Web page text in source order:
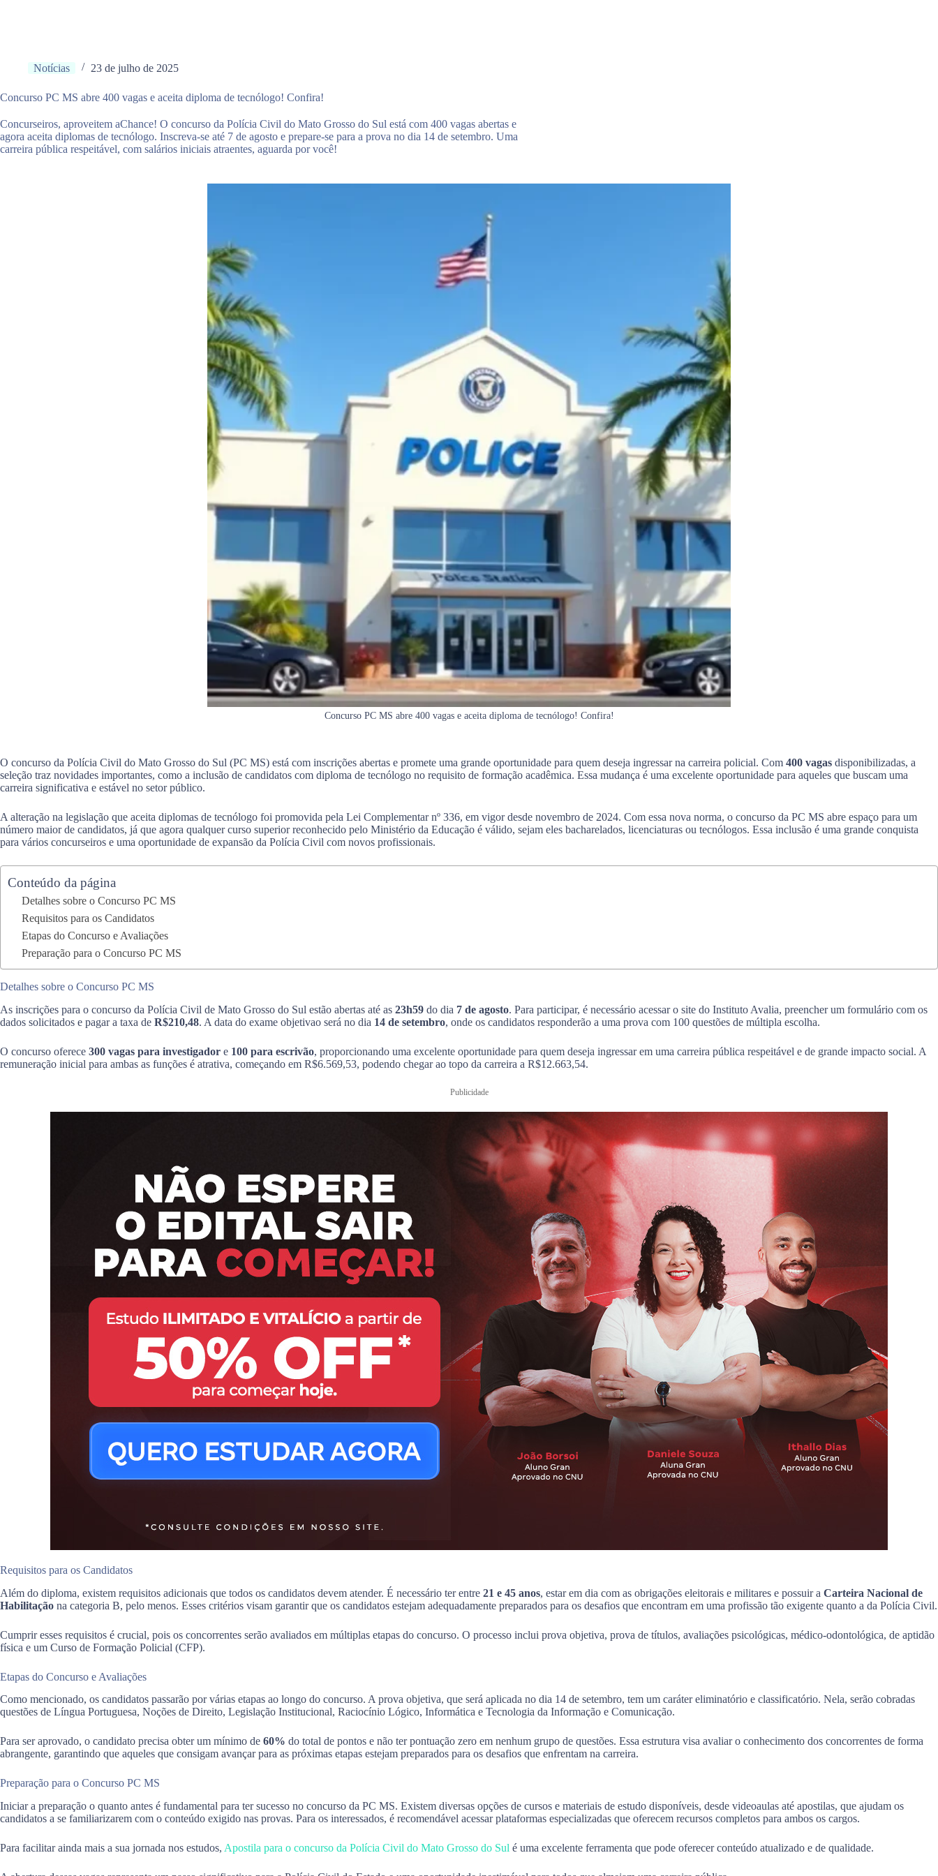
Notícias 23 de julho de 2025
Concurso PC MS abre 400 vagas e aceita diploma de tecnólogo! Confira!
Concurseiros, aproveitem aChance! O concurso da Polícia Civil do Mato Grosso do Sul está com 400 vagas abertas e
agora aceita diplomas de tecnólogo. Inscreva-se até 7 de agosto e prepare-se para a prova no dia 14 de setembro. Uma
carreira pública respeitável, com salários iniciais atraentes, aguarda por você!
Concurso PC MS abre 400 vagas e aceita diploma de tecnólogo! Confira!
O concurso da Polícia Civil do Mato Grosso do Sul (PC MS) está com inscrições abertas e promete uma grande oportunidade para quem deseja ingressar na carreira policial. Com 400 vagas disponibilizadas, a
seleção traz novidades importantes, como a inclusão de candidatos com diploma de tecnólogo no requisito de formação acadêmica. Essa mudança é uma excelente oportunidade para aqueles que buscam uma
carreira significativa e estável no setor público.
A alteração na legislação que aceita diplomas de tecnólogo foi promovida pela Lei Complementar nº 336, em vigor desde novembro de 2024. Com essa nova norma, o concurso da PC MS abre espaço para um
número maior de candidatos, já que agora qualquer curso superior reconhecido pelo Ministério da Educação é válido, sejam eles bacharelados, licenciaturas ou tecnólogos. Essa inclusão é uma grande conquista
para vários concurseiros e uma oportunidade de expansão da Polícia Civil com novos profissionais.
Conteúdo da página
Detalhes sobre o Concurso PC MS
Requisitos para os Candidatos
Etapas do Concurso e Avaliações
Preparação para o Concurso PC MS
Detalhes sobre o Concurso PC MS
As inscrições para o concurso da Polícia Civil de Mato Grosso do Sul estão abertas até as 23h59 do dia 7 de agosto. Para participar, é necessário acessar o site do Instituto Avalia, preencher um formulário com os
dados solicitados e pagar a taxa de R$210,48. A data do exame objetivao será no dia 14 de setembro, onde os candidatos responderão a uma prova com 100 questões de múltipla escolha.
O concurso oferece 300 vagas para investigador e 100 para escrivão, proporcionando uma excelente oportunidade para quem deseja ingressar em uma carreira pública respeitável e de grande impacto social. A
remuneração inicial para ambas as funções é atrativa, começando em R$6.569,53, podendo chegar ao topo da carreira a R$12.663,54.
Publicidade
Requisitos para os Candidatos
Além do diploma, existem requisitos adicionais que todos os candidatos devem atender. É necessário ter entre 21 e 45 anos, estar em dia com as obrigações eleitorais e militares e possuir a Carteira Nacional de
Habilitação na categoria B, pelo menos. Esses critérios visam garantir que os candidatos estejam adequadamente preparados para os desafios que encontram em uma profissão tão exigente quanto a da Polícia Civil.
Cumprir esses requisitos é crucial, pois os concorrentes serão avaliados em múltiplas etapas do concurso. O processo inclui prova objetiva, prova de títulos, avaliações psicológicas, médico-odontológica, de aptidão
física e um Curso de Formação Policial (CFP).
Etapas do Concurso e Avaliações
Como mencionado, os candidatos passarão por várias etapas ao longo do concurso. A prova objetiva, que será aplicada no dia 14 de setembro, tem um caráter eliminatório e classificatório. Nela, serão cobradas
questões de Língua Portuguesa, Noções de Direito, Legislação Institucional, Raciocínio Lógico, Informática e Tecnologia da Informação e Comunicação.
Para ser aprovado, o candidato precisa obter um mínimo de 60% do total de pontos e não ter pontuação zero em nenhum grupo de questões. Essa estrutura visa avaliar o conhecimento dos concorrentes de forma
abrangente, garantindo que aqueles que consigam avançar para as próximas etapas estejam preparados para os desafios que enfrentam na carreira.
Preparação para o Concurso PC MS
Iniciar a preparação o quanto antes é fundamental para ter sucesso no concurso da PC MS. Existem diversas opções de cursos e materiais de estudo disponíveis, desde videoaulas até apostilas, que ajudam os
candidatos a se familiarizarem com o conteúdo exigido nas provas. Para os interessados, é recomendável acessar plataformas especializadas que oferecem recursos completos para ambos os cargos.
Para facilitar ainda mais a sua jornada nos estudos, Apostila para o concurso da Polícia Civil do Mato Grosso do Sul é uma excelente ferramenta que pode oferecer conteúdo atualizado e de qualidade.